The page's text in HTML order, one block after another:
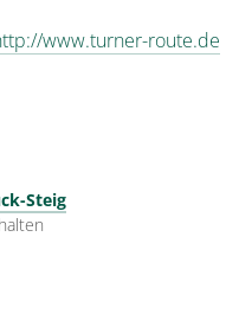
www.turner-route.de
Steig